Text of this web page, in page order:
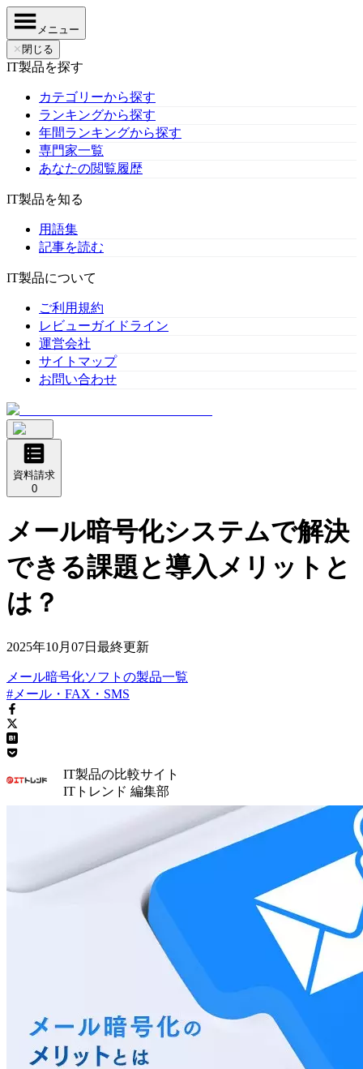
メニュー
✕ 閉じる
IT製品を探す
カテゴリーから探す
ランキングから探す
年間ランキングから探す
専門家一覧
あなたの閲覧履歴
IT製品を知る
用語集
記事を読む
IT製品について
ご利用規約
レビューガイドライン
運営会社
サイトマップ
お問い合わせ
資料請求
0
メール暗号化システムで解決
できる課題と導入メリットと
は？
2025年10月07日 最終更新
メール暗号化ソフト の製品一覧
#メール・FAX・SMS
IT製品の比較サイト
ITトレンド 編集部